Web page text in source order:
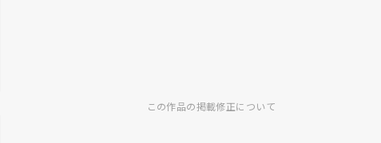
この作品の掲載修正について